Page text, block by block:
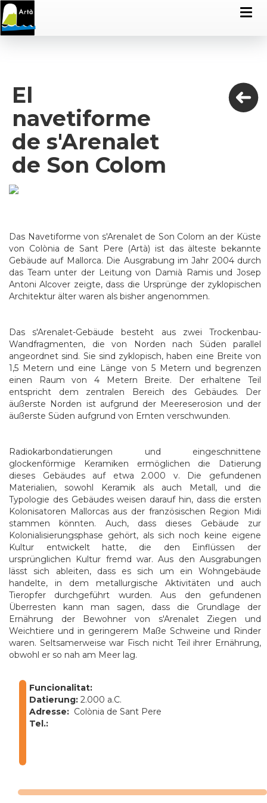
El
navetiforme
de s'Arenalet
de Son Colom
Das Navetiforme von s'Arenalet de Son Colom an der Küste
von Colònia de Sant Pere (Artà) ist das älteste bekannte
Gebäude auf Mallorca. Die Ausgrabung im Jahr 2004 durch
das Team unter der Leitung von Damià Ramis und Josep
Antoni Alcover zeigte, dass die Ursprünge der zyklopischen
Architektur älter waren als bisher angenommen.
Das s'Arenalet-Gebäude besteht aus zwei Trockenbau-
Wandfragmenten, die von Norden nach Süden parallel
angeordnet sind. Sie sind zyklopisch, haben eine Breite von
1,5 Metern und eine Länge von 5 Metern und begrenzen
einen Raum von 4 Metern Breite. Der erhaltene Teil
entspricht dem zentralen Bereich des Gebäudes. Der
äußerste Norden ist aufgrund der Meereserosion und der
äußerste Süden aufgrund von Ernten verschwunden.
Radiokarbondatierungen und eingeschnittene
glockenförmige Keramiken ermöglichen die Datierung
dieses Gebäudes auf etwa 2.000 v. Die gefundenen
Materialien, sowohl Keramik als auch Metall, und die
Typologie des Gebäudes weisen darauf hin, dass die ersten
Kolonisatoren Mallorcas aus der französischen Region Midi
stammen könnten. Auch, dass dieses Gebäude zur
Kolonialisierungsphase gehört, als sich noch keine eigene
Kultur entwickelt hatte, die den Einflüssen der
ursprünglichen Kultur fremd war. Aus den Ausgrabungen
lässt sich ableiten, dass es sich um ein Wohngebäude
handelte, in dem metallurgische Aktivitäten und auch
Tieropfer durchgeführt wurden. Aus den gefundenen
Überresten kann man sagen, dass die Grundlage der
Ernährung der Bewohner von s'Arenalet Ziegen und
Weichtiere und in geringerem Maße Schweine und Rinder
waren. Seltsamerweise war Fisch nicht Teil ihrer Ernährung,
obwohl er so nah am Meer lag.
Funcionalitat:
Datierung: 2.000 a.C.
Adresse: Colònia de Sant Pere
Tel.: